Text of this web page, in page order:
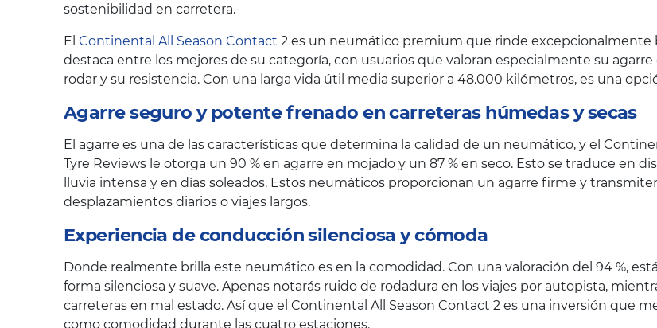
sostenibilidad en carretera.
El Continental All Season Contact 2 es un neumático premium que rinde excepcionalmente
destaca entre los mejores de su categoría, con usuarios que valoran especialmente su
rodar y su resistencia. Con una larga vida útil media superior a 48.000 kilómetros, es una
Agarre seguro y potente frenado en carreteras húmedas y secas
El agarre es una de las características que determina la calidad de un neumático, y el
Tyre Reviews le otorga un 90 % en agarre en mojado y un 87 % en seco. Esto se traduce en
lluvia intensa y en días soleados. Estos neumáticos proporcionan un agarre firme y
desplazamientos diarios o viajes largos.
Experiencia de conducción silenciosa y cómoda
Donde realmente brilla este neumático es en la comodidad. Con una valoración del 94 %,
forma silenciosa y suave. Apenas notarás ruido de rodadura en los viajes por autopista,
carreteras en mal estado. Así que el Continental All Season Contact 2 es una inversión que
como comodidad durante las cuatro estaciones.